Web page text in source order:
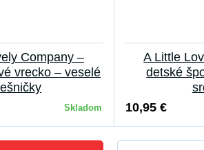
Company –
vrecko – veselé
Skladom
A Little
detské
10,95 €